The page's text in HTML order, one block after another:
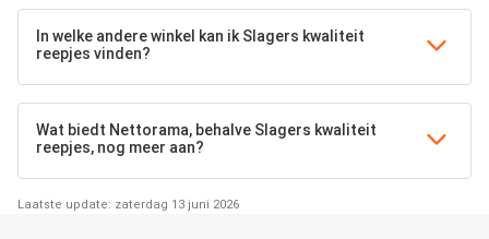
In welke andere winkel kan ik Slagers kwaliteit
reepjes vinden?
Wat biedt Nettorama, behalve Slagers kwaliteit
reepjes, nog meer aan?
Laatste update: zaterdag 13 juni 2026